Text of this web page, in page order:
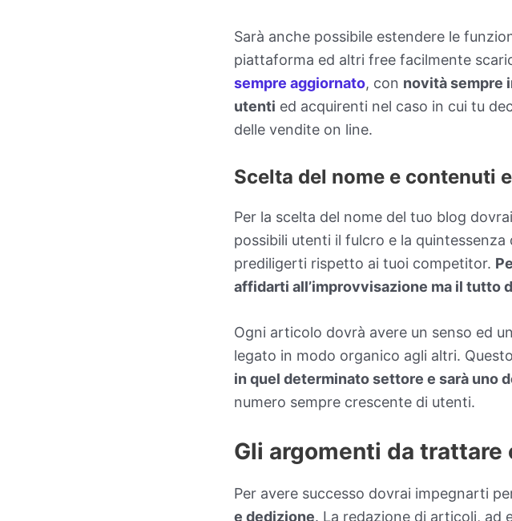
Sarà anche possibile estendere le
piattaforma ed altri free facilmente
sempre aggiornato, con novità sempre
utenti ed acquirenti nel caso in cui tu
delle vendite on line.
Scelta del nome e contenuti
Per la scelta del nome del tuo blog
possibili utenti il fulcro e la
prediligerti rispetto ai tuoi competitor.
affidarti all’improvvisazione ma il tutto
Ogni articolo dovrà avere un senso ed
legato in modo organico agli altri.
in quel determinato settore e sarà uno
numero sempre crescente di utenti.
Gli argomenti da
Per avere successo dovrai impegnarti
e dedizione. La redazione di articoli, ad